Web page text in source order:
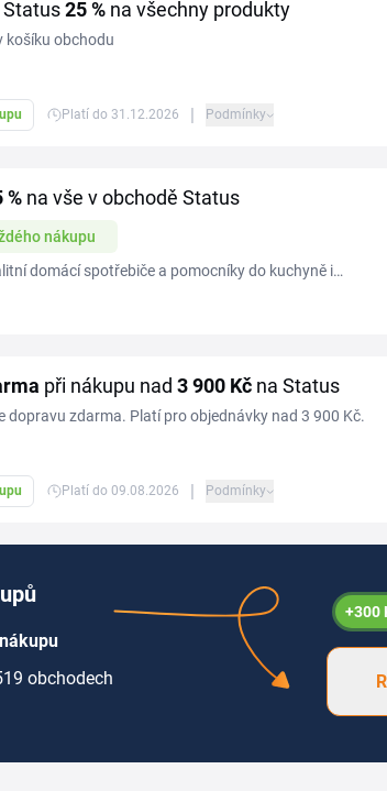
Status25 % na všechny produkty
košíku obchodu
Platí do 31.12.2026 | Podmínky
% na vše v obchodě Status
nákupu
domácí spotřebiče a pomocníky do kuchyně i
při nákupu nad 3900 Kč na Status
dopravu zdarma. Platí pro objednávky nad 3 900 Kč.
Platí do 09.08.2026 | Podmínky
obchodech
+300